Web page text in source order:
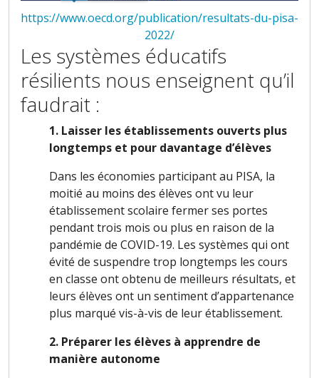
https://www.oecd.org/publication/resultats-du-pisa-
2022/
Les systèmes éducatifs
résilients nous enseignent qu’il
faudrait :
1. Laisser les établissements ouverts plus
longtemps et pour davantage d’élèves
Dans les économies participant au PISA, la
moitié au moins des élèves ont vu leur
établissement scolaire fermer ses portes
pendant trois mois ou plus en raison de la
pandémie de COVID-19. Les systèmes qui ont
évité de suspendre trop longtemps les cours
en classe ont obtenu de meilleurs résultats, et
leurs élèves ont un sentiment d’appartenance
plus marqué vis-à-vis de leur établissement.
2. Préparer les élèves à apprendre de
manière autonome